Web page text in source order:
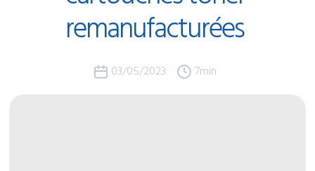
remanufacturées
03/05/2023 7min